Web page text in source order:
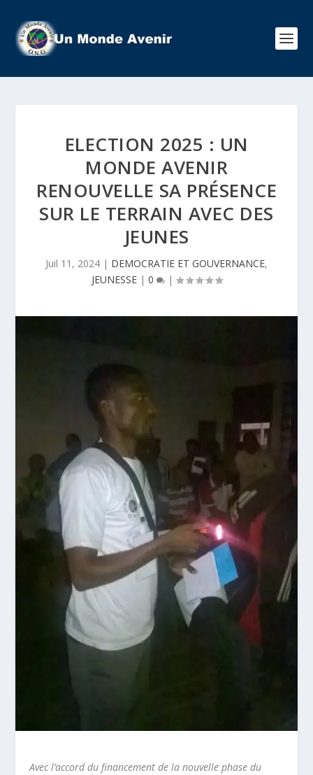
ELECTION 2025 : UN
MONDE AVENIR
RENOUVELLE SA PRÉSENCE
SUR LE TERRAIN AVEC DES
JEUNES
Juil 11, 2024 | DEMOCRATIE ET GOUVERNANCE,
JEUNESSE| 0 |
Avec l’accord du financement de la nouvelle phase du